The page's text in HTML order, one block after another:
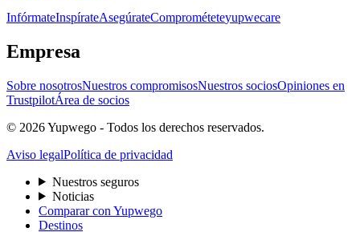
InfórmateInspírateAsegúrateComprométeteyupwecare
Empresa
Sobre nosotrosNuestros compromisosNuestros sociosOpiniones en
TrustpilotÁrea de socios
© 2026 Yupwego - Todos los derechos reservados.
Aviso legalPolítica de privacidad
Nuestros seguros
Noticias
Comparar con Yupwego
Destinos